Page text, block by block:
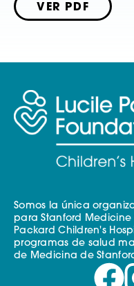
VER PDF
Somos la única
para Stanford Medicine
Packard Children's
programas de salud
de Medicina de